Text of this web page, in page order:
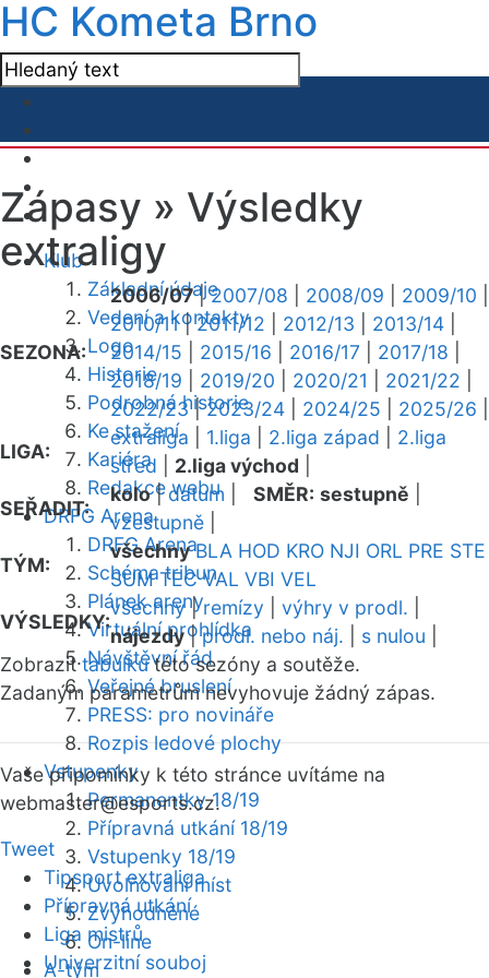
HC Kometa Brno
Klub
Základní údaje
Vedení a kontakty
Logo
Historie
Podrobná historie
Ke stažení
Kariéra
Redakce webu
DRFG Arena
DRFG Arena
Schéma tribun
Plánek areny
Virtuální prohlídka
Návštěvní řád
Veřejné bruslení
PRESS: pro novináře
Rozpis ledové plochy
Vstupenky
Permanentky 18/19
Přípravná utkání 18/19
Vstupenky 18/19
Uvolňování míst
Zvýhodněné
On-line
A-tým
Zápasy » Výsledky
extraligy
SEZONA:
2006/07|2007/08 2008/09 2009/10
2010/11|2011/12 2012/13 2013/14
2014/15
2015/16 2016/17 2017/18
2018/19
2019/20 2020/21 2021/22
2022/23|2023/24 2024/25 2025/26
LIGA:
extraliga 1.liga 2.liga západ
2.liga
střed
2.liga východ
SEŘADIT:
kolo|datum SMĚR: sestupně
vzestupně
TÝM:
všechny BLA HOD KRO NJI ORL PRE STE
SUM TEC VAL VBI VEL
VÝSLEDKY:
všechny|remízy výhry v prodl.
nájezdy|prodl. nebo náj. s nulou
Zobrazittabulkutéto sezóny a soutěže.
Zadaným parametrům nevyhovuje žádný zápas.
Vaše připomínky k této stránce uvítáme na
webmaster@esports.cz.
Tweet
Tipsport extraliga
Přípravná utkání
Liga mistrů
Univerzitní souboj